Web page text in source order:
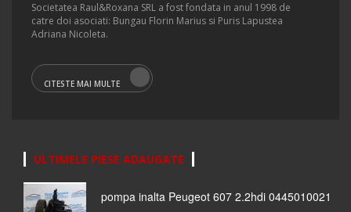
Societatea Raul&Roxana SRL a fost fondata in anul 1998 de
catre doi asociati: Bungau Florin Marius si Puris Lapustea
Adriana Nicoleta.
CITESTE MAI MULTE
ULTIMELE PIESE ADAUGATE
pompa inalta Peugeot 607 2.2hdi 0445010021